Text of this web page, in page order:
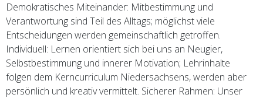
Demokratisches Miteinander: Mitbestimmung und
Verantwortung sind Teil des Alltags; möglichst viele
Entscheidungen werden gemeinschaftlich getroffen.
Individuell: Lernen orientiert sich bei uns an Neugier,
Selbstbestimmung und innerer Motivation; Lehrinhalte
folgen dem Kerncurriculum Niedersachsens, werden aber
persönlich und kreativ vermittelt. Sicherer Rahmen: Unser